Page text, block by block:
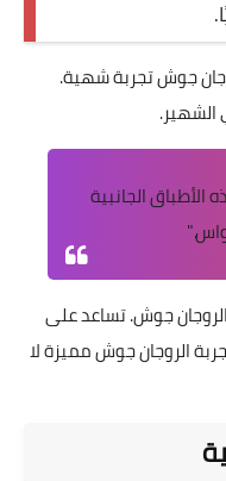
جوش تجربة شهية.
الشهير.
الجانبية
الروجان جوش. تساعد على
الروجان جوش مميزة لا